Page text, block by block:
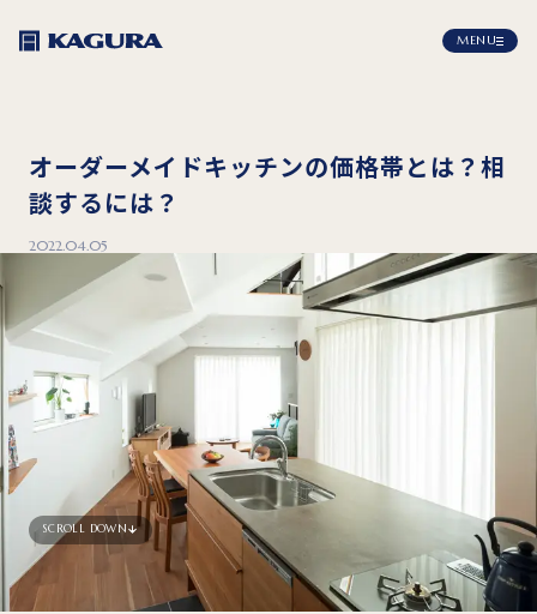
MENU
オーダーメイドキッチンの価格帯とは？相
談するには？
2022.04.05
SCROLL DOWN